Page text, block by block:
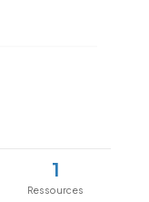
1
Ressources